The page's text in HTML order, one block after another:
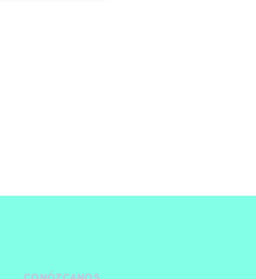
CONÓZCANOS